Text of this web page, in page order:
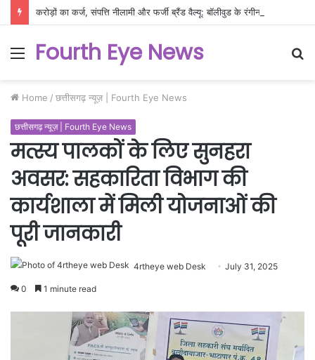
Menu
Fourth Eye News
Home / छत्तीसगढ़ न्यूज़ | Fourth Eye News
छत्तीसगढ़ न्यूज़ | Fourth Eye News
मत्स्य पालकों के लिए सुनहरा
अवसर: सहकारिता विभाग की
कार्यशाला में मिली योजनाओं की
पूरी जानकारी
4rtheye web Desk July 31, 2025
0 1 minute read